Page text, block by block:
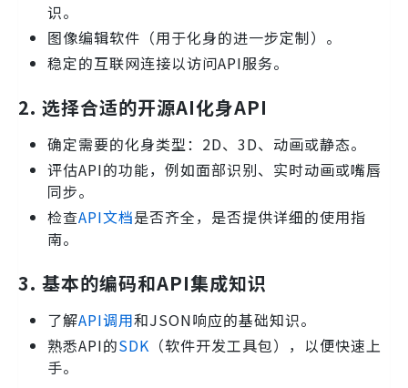
识。
图像编辑软件（用于化身的进一步定制）。
稳定的互联网连接以访问API服务。
2. 选择合适的开源AI化身API
确定需要的化身类型：2D、3D、动画或静态。
评估API的功能，例如面部识别、实时动画或嘴唇
同步。
检查API文档是否齐全，是否提供详细的使用指
南。
3. 基本的编码和API集成知识
了解API调用和JSON响应的基础知识。
熟悉API的SDK （软件开发工具包），以便快速上
手。